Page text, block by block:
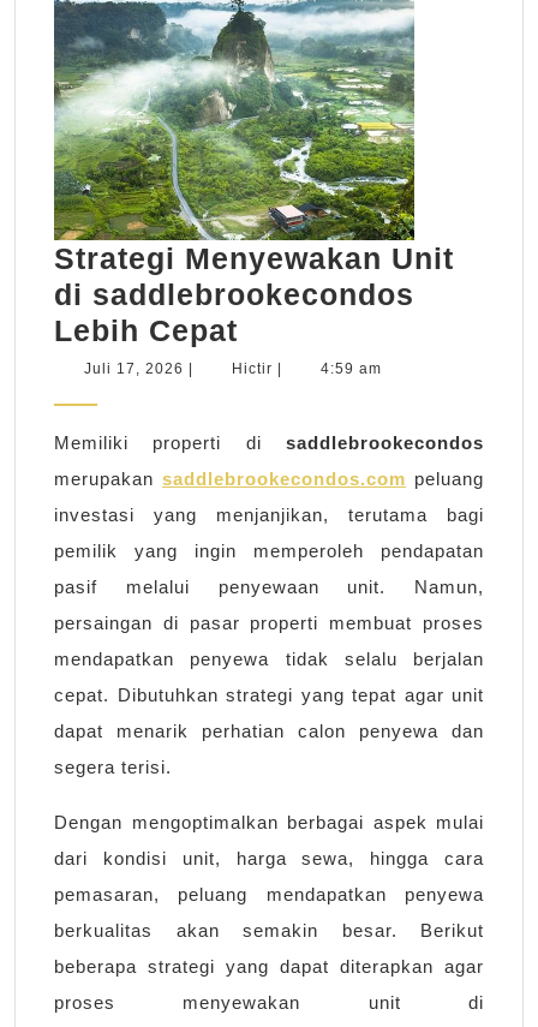
Strategi Menyewakan Unit
di saddlebrookecondos
Lebih Cepat
Menyewakan
di
Lebih
Cepat
Juli 17, 2026 Juli
Hictir Hictir 4:59 am
Memiliki properti di saddlebrookecondos
merupakan saddlebrookecondos.com peluang
investasi yang menjanjikan, terutama bagi
pemilik yang ingin memperoleh pendapatan
pasif melalui penyewaan unit. Namun,
persaingan di pasar properti membuat proses
mendapatkan penyewa tidak selalu berjalan
cepat. Dibutuhkan strategi yang tepat agar unit
dapat menarik perhatian calon penyewa dan
segera terisi.
Dengan mengoptimalkan berbagai aspek mulai
dari kondisi unit, harga sewa, hingga cara
pemasaran, peluang mendapatkan penyewa
berkualitas akan semakin besar. Berikut
beberapa strategi yang dapat diterapkan agar
proses menyewakan unit di